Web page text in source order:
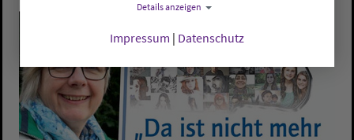
Details anzeigen
Impressum | Datenschutz